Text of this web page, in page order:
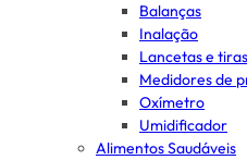
Balanças
Inalação
Lancetas e
Medidores de
Oxímetro
Umidificador
Alimentos Saudáveis